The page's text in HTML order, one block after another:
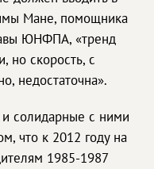
Мане, помощника
ЮНФПА, «тренд
но скорость, с
недостаточна».
солидарные с ними
что к 2012 году на
1985-1987